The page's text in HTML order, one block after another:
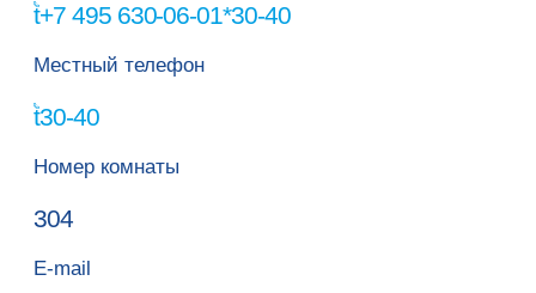
+7 495 630-06-01*30-40
Местный телефон
30-40
Номер комнаты
304
E-mail